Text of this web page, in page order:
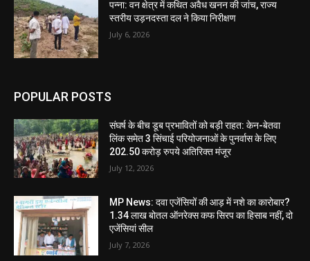
पन्ना: वन क्षेत्र में कथित अवैध खनन की जांच, राज्य
स्तरीय उड़नदस्ता दल ने किया निरीक्षण
July 6, 2026
POPULAR POSTS
संघर्ष के बीच डूब प्रभावितों को बड़ी राहत: केन-बेतवा
लिंक समेत 3 सिंचाई परियोजनाओं के पुनर्वास के लिए
202.50 करोड़ रुपये अतिरिक्त मंजूर
July 12, 2026
MP News: दवा एजेंसियों की आड़ में नशे का कारोबार?
1.34 लाख बोतल ऑनरेक्स कफ सिरप का हिसाब नहीं, दो
एजेंसियां सील
July 7, 2026